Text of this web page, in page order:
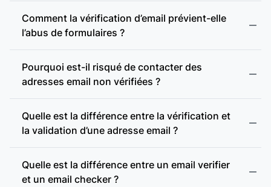
Présence d’un serveur SMTP :
Vérification SMTP :
Domaine accept-all :
accept-all (catch-all)
Vérification des domaines accept-all :
Comment la vérification d’email prévient-elle
l’abus de formulaires ?
Pourquoi est-il risqué de contacter des
adresses email non vérifiées ?
Quelle est la différence entre la vérification et
la validation d’une adresse email ?
Quelle est la différence entre un email verifier
et un email checker ?